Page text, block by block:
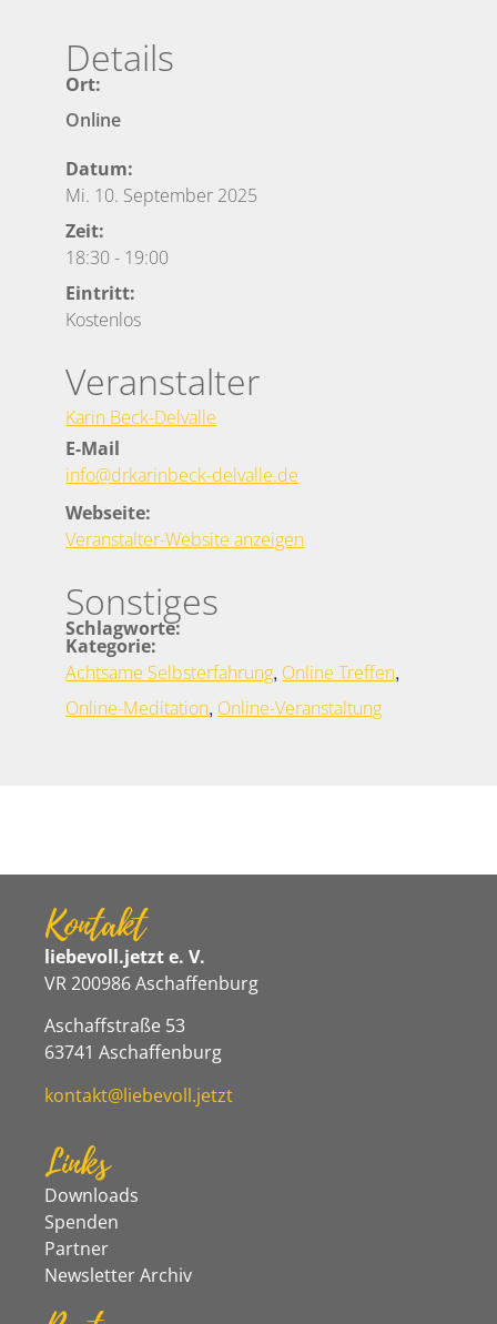
Details
Ort:
Online
Datum:
Mi. 10. September 2025
Zeit:
18:30- 19:00
Eintritt:
Kostenlos
Veranstalter
Karin Beck-Delvalle
E-Mail
info@drkarinbeck-delvalle.de
Webseite:
Veranstalter-Website anzeigen
Sonstiges
Schlagworte:
Kategorie:
Achtsame Selbsterfahrung, Online Treffen,
Online-Meditation, Online-Veranstaltung
Kontakt
liebevoll.jetzt e. V.
VR 200986 Aschaffenburg
Aschaffstraße 53
63741 Aschaffenburg
kontakt@liebevoll.jetzt
Links
Downloads
Spenden
Partner
Newsletter Archiv